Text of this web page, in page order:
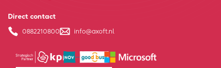
Direct contact
0882210800 info@axoft.nl